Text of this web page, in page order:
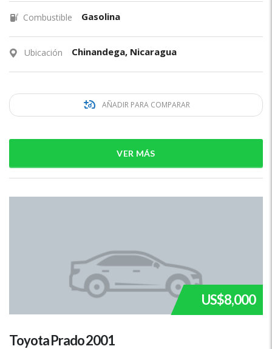
Combustible Gasolina
Ubicación Chinandega, Nicaragua
AÑADIR PARA COMPARAR
VER MÁS
US$8,000
Toyota Prado 2001